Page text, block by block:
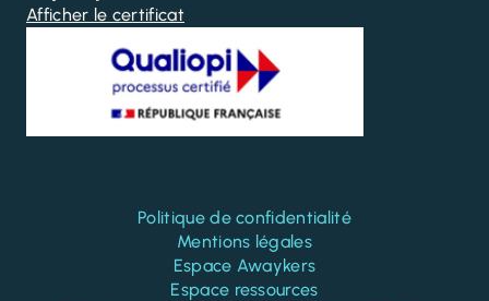
Afficher le certificat
Politique de confidentialité
Mentions légales
Espace Awaykers
Espace ressources